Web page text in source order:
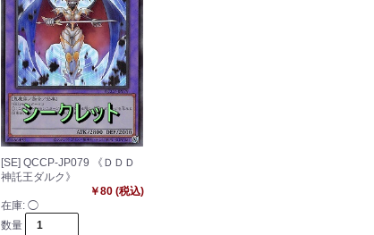
[SE] QCCP-JP079 《ＤＤＤ
神託王ダルク》
￥80 (税込)
在庫:◯
数量